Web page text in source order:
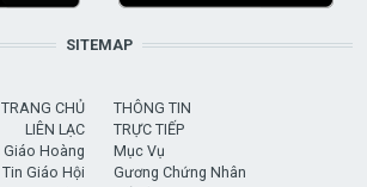
SITEMAP
TRANG CHỦ
LIÊN LẠC
Hoàng
Tin Giáo Hội
THÔNG TIN
TRỰC TIẾP
Mục Vụ
Gương Chứng Nhân